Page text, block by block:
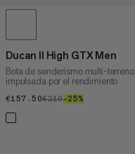
Ducan II High GTX Men
Bota de senderismo multi-terreno
impulsada por el rendimiento
€157.50€157.50
€210€210
–25%